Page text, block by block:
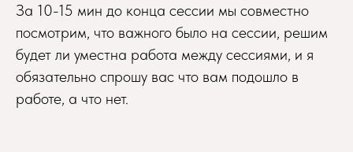
За 10-15 мин до конца сессии мы совместно
посмотрим, что важного было на сессии, решим
будет ли уместна работа между сессиями, и я
обязательно спрошу вас что вам подошло в
работе, а что нет.